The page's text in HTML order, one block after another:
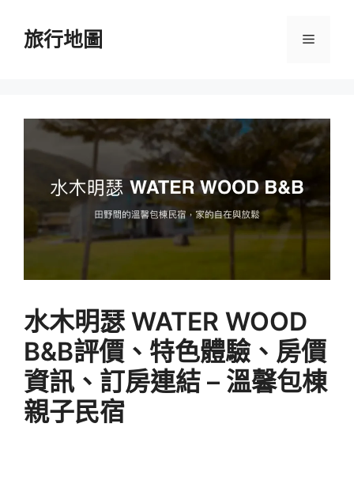
旅行地圖 選
水木明瑟 WATER WOOD
B&B評價、特色體驗、房價
資訊、訂房連結 – 溫馨包棟
親子民宿